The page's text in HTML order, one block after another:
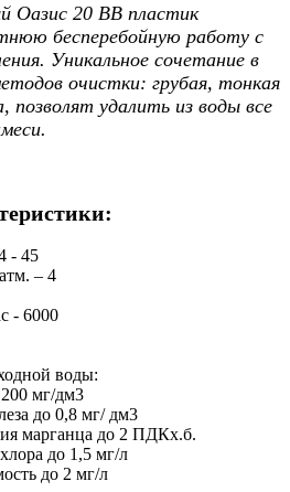
Оазис 20 BB пластик
бесперебойную работу с
Уникальное сочетание в
очистки: грубая, тонкая
позволят удалить из воды все
- 45
– 4
- 6000
воды:
мг/дм3
до 0,8 мг/ дм3
марганца до 2 ПДКх.б.
до 1,5 мг/л
до 2 мг/л